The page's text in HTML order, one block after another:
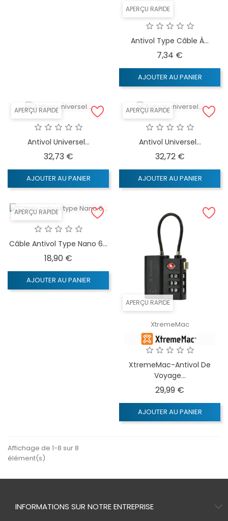
APERÇU RAPIDE
Antivol Type Câble À...
7,34 €
AJOUTER AU PANIER
APERÇU RAPIDE
Antivol Universel...
32,73 €Prix
AJOUTER AU PANIER
APERÇU RAPIDE
Antivol Universel...
32,72 €Prix
AJOUTER AU PANIER
APERÇU RAPIDE
Câble Antivol Type Nano 6...
18,90 €
AJOUTER AU PANIER
APERÇU RAPIDE
XtremeMac
XtremeMac-Antivol De
Voyage...
29,99 €
AJOUTER AU PANIER
Affichage de 1-8 sur 8
élément(s)
INFORMATIONS SUR NOTRE ENTREPRISE